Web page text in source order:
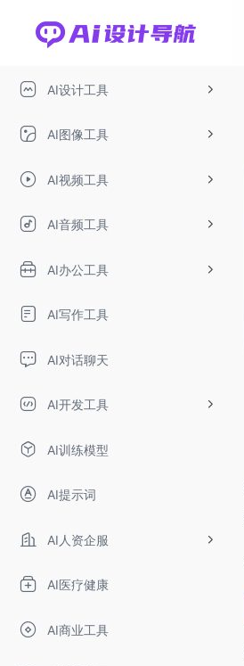
AI设计工具
AI图像工具
AI视频工具
AI音频工具
AI办公工具
AI写作工具
AI对话聊天
AI开发工具
AI训练模型
AI提示词
AI人资企服
AI医疗健康
AI商业工具